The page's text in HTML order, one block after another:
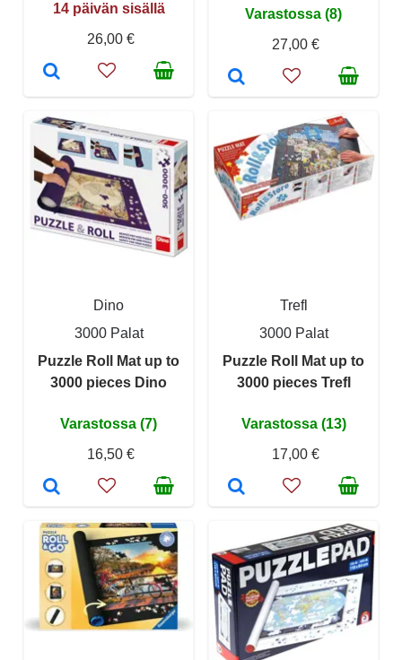
14 päivän sisällä
26,00 €
Varastossa (8)
27,00 €
Dino
3000 Palat
Puzzle Roll Mat up to
3000 pieces Dino
Varastossa (7)
16,50 €
Trefl
3000 Palat
Puzzle Roll Mat up to
3000 pieces Trefl
Varastossa (13)
17,00 €